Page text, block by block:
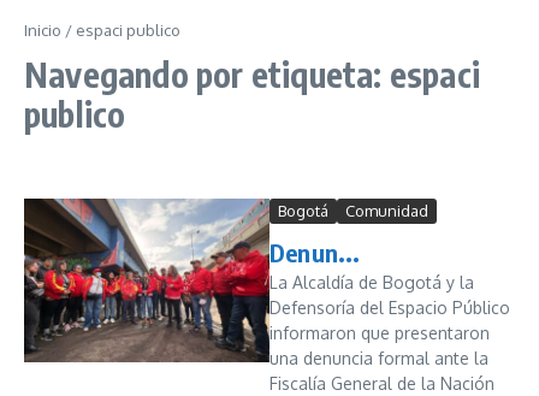
Inicio / espaci publico
Navegando por etiqueta: espaci
publico
Bogotá Comunidad
Denun...
La Alcaldía de Bogotá y la
Defensoría del Espacio Público
informaron que presentaron
una denuncia formal ante la
Fiscalía General de la Nación